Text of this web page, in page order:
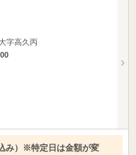
字高久丙
み）※特定日は金額が変